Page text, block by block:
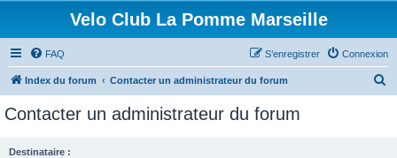
Velo Club La Pomme Marseille
FAQ Connexion
S’enregistrer
Index du forum Contacter un administrateur du forum
Contacter un administrateur du forum
Destinataire :